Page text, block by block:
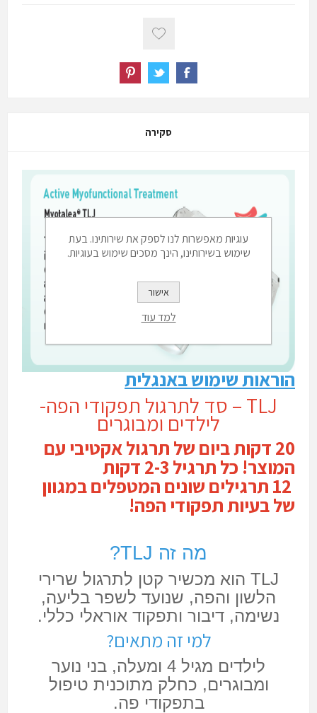
סקירה
הוראות שימוש באנגלית
TLJ – סד לתרגול תפקודי הפה-
לילדים ומבוגרים
20 דקות ביום של תרגול אקטיבי עם
המוצר! כל תרגיל 2-3 דקות
12 תרגילים שונים המטפלים במגוון
של בעיות תפקודי הפה!
מה זה TLJ?
TLJ הוא מכשיר קטן לתרגול שרירי
הלשון והפה, שנועד לשפר בליעה,
נשימה, דיבור ותפקוד אוראלי כללי.
למי זה מתאים?
לילדים מגיל 4 ומעלה, בני נוער
ומבוגרים, כחלק מתוכנית טיפול
בתפקודי פה.
עוגיות מאפשרות לנו לספק את שירותינו. בעת
שימוש בשירותינו, הינך מסכים שימוש בעוגיות.
אישור
למד עוד